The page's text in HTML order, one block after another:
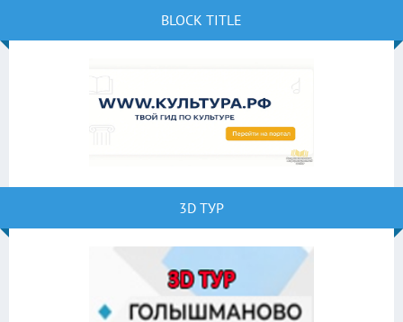
BLOCK TITLE
3D ТУР